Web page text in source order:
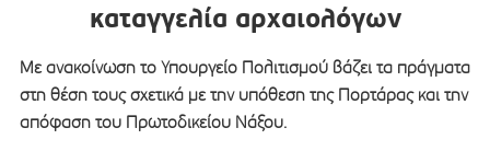
καταγγελία αρχαιολόγων
Με ανακοίνωση το Υπουργείο Πολιτισμού βάζει τα πράγματα
στη θέση τους σχετικά με την υπόθεση της Πορτάρας και την
απόφαση του Πρωτοδικείου Νάξου.